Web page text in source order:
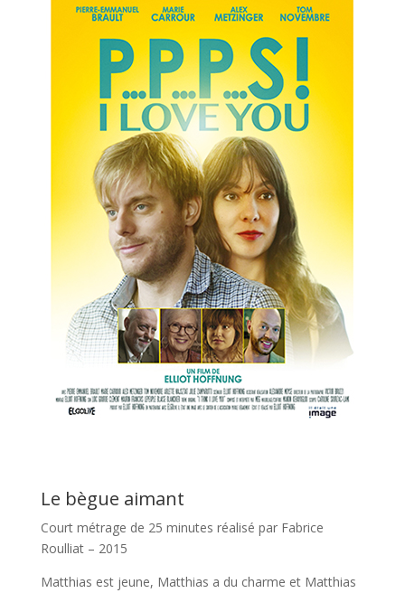
Le bègue aimant
Court métrage de 25 minutes réalisé par Fabrice
Roulliat – 2015
Matthias est jeune, Matthias a du charme et Matthias